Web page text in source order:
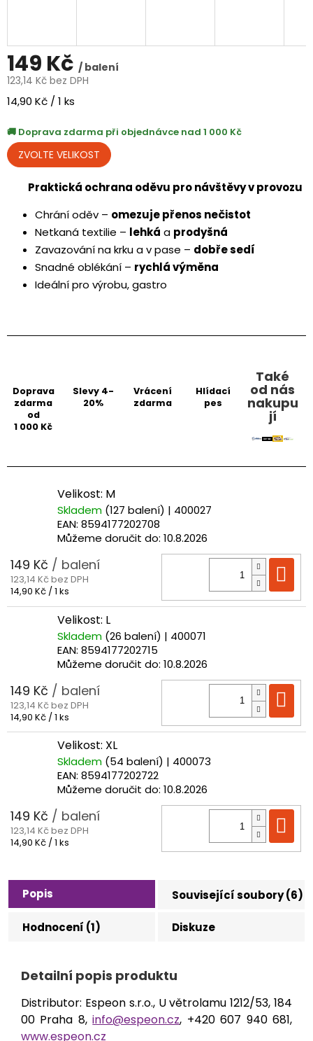
149 Kč / balení
123,14 Kč bez DPH
Měrná
14,90 Kč / 1 ks
Doprava zdarma při objednávce nad 1 000 Kč
Praktická ochrana oděvu pro návštěvy v provozu
Chrání oděv – omezuje přenos nečistot
Netkaná textilie – lehká a prodyšná
Zavazování na krku a v pase – dobře sedí
Snadné oblékání – rychlá výměna
Ideální pro výrobu, gastro
Doprava
zdarma
od
1 000 Kč
Slevy 4-
20%
Vrácení
zdarma
Hlídací
pes
Také
od nás
nakupu
jí
Velikost: M
Skladem (127 balení) | 400027
EAN: 8594177202708
Můžeme doručit do: 10.8.2026
149 Kč / balení
123,14 Kč bez DPH
Měrná
14,90 Kč / 1 ks
Velikost: L
Skladem (26 balení) | 400071
EAN: 8594177202715
Můžeme doručit do: 10.8.2026
149 Kč / balení
123,14 Kč bez DPH
Měrná
cena:
14,90 Kč / 1 ks
Velikost: XL
Skladem (54 balení) | 400073
EAN: 8594177202722
Můžeme doručit do: 10.8.2026
149 Kč / balení
123,14 Kč bez DPH
Měrná
14,90 Kč / 1 ks
Popis Související soubory (6)
Hodnocení (1) Diskuze
Detailní popis produktu
Distributor: Espeon s.r.o., U větrolamu 1212/53, 184
00 Praha 8,info@espeon.cz, +420 607 940 681,
www.espeon.cz